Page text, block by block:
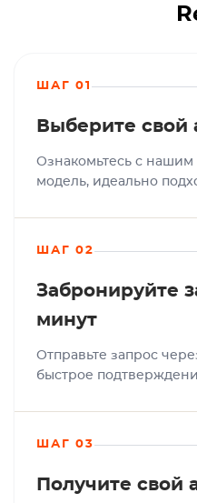
ШАГ 01
Выберите свой
Ознакомьтесь с
модель, идеально
ШАГ 02
Забронируйте
минут
Отправьте запрос
быстрое
ШАГ 03
Получите свой